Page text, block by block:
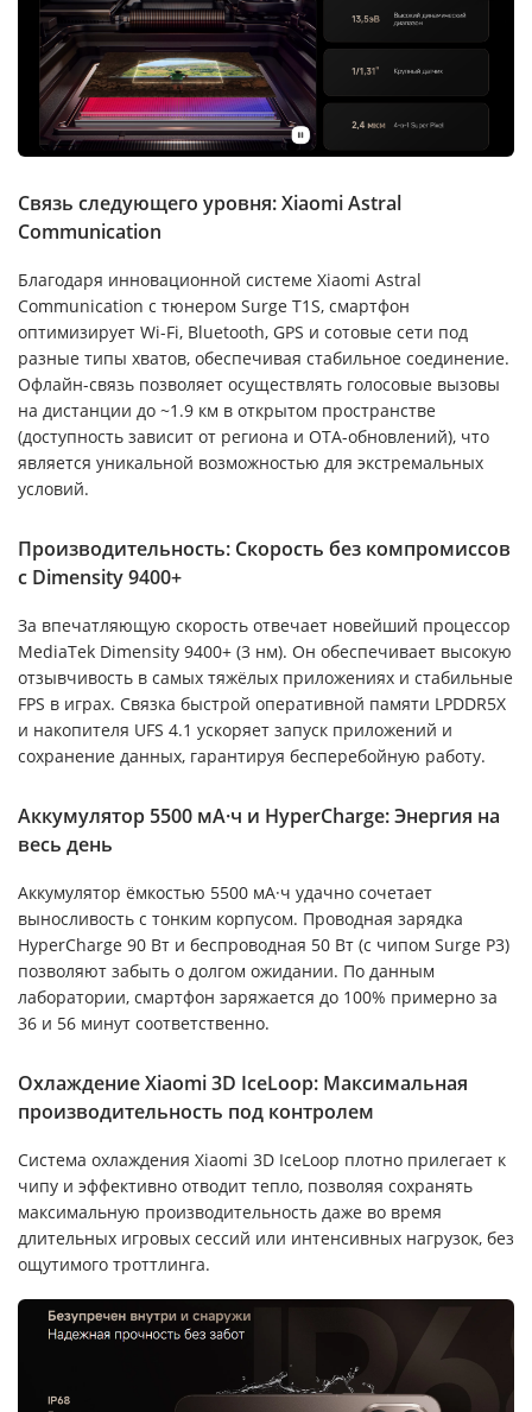
Связь следующего уровня: Xiaomi Astral
Communication
Благодаря инновационной системе Xiaomi Astral
Communication с тюнером Surge T1S, смартфон
оптимизирует Wi-Fi, Bluetooth, GPS и сотовые сети под
разные типы хватов, обеспечивая стабильное соединение.
Офлайн-связь позволяет осуществлять голосовые вызовы
на дистанции до ~1.9 км в открытом пространстве
(доступность зависит от региона и OTA-обновлений), что
является уникальной возможностью для экстремальных
условий.
Производительность: Скорость без компромиссов
с Dimensity 9400+
За впечатляющую скорость отвечает новейший процессор
MediaTek Dimensity 9400+ (3 нм). Он обеспечивает высокую
отзывчивость в самых тяжёлых приложениях и стабильные
FPS в играх. Связка быстрой оперативной памяти LPDDR5X
и накопителя UFS 4.1 ускоряет запуск приложений и
сохранение данных, гарантируя бесперебойную работу.
Аккумулятор 5500 мА·ч и HyperCharge: Энергия на
весь день
Аккумулятор ёмкостью 5500 мА·ч удачно сочетает
выносливость с тонким корпусом. Проводная зарядка
HyperCharge 90 Вт и беспроводная 50 Вт (с чипом Surge P3)
позволяют забыть о долгом ожидании. По данным
лаборатории, смартфон заряжается до 100% примерно за
36 и 56 минут соответственно.
Охлаждение Xiaomi 3D IceLoop: Максимальная
производительность под контролем
Система охлаждения Xiaomi 3D IceLoop плотно прилегает к
чипу и эффективно отводит тепло, позволяя сохранять
максимальную производительность даже во время
длительных игровых сессий или интенсивных нагрузок, без
ощутимого троттлинга.